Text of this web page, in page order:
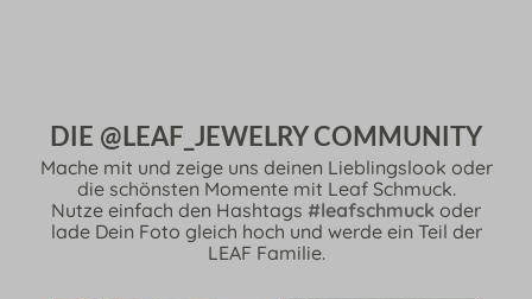
DIE @LEAF_JEWELRY COMMUNITY
Mache mit und zeige uns deinen Lieblingslook oder
die schönsten Momente mit Leaf Schmuck.
Nutze einfach den Hashtags #leafschmuck oder
lade Dein Foto gleich hoch und werde ein Teil der
LEAF Familie.